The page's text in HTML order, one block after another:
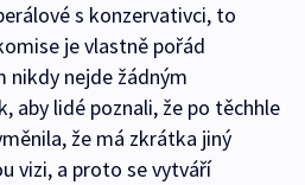
s konzervativci, to
je vlastně pořád
nikdy nejde žádným
aby lidé poznali, že po těchhle
že má zkrátka jiný
vizi, a proto se vytváří